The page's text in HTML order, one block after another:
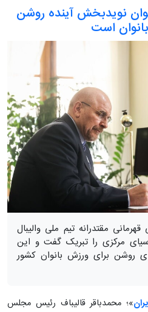
نویدبخش آینده روشن
است
مقتدرانه تیم ملی والیبال
مرکزی را تبریک گفت و این
روشن برای ورزش بانوان کشور
»؛ محمدباقر قالیباف رئیس مجلس